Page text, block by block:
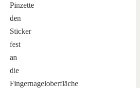
Pinzette
den
Sticker
fest
an
die
Fingernageloberfläche